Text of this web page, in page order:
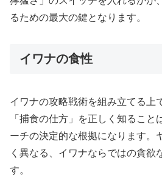
るための最大の鍵となります。
イワナの食性
イワナの攻略戦術を組み立てる上
「捕食の仕方」を正しく知ること
ーチの決定的な根拠になります。
く異なる、イワナならではの貪欲
す。